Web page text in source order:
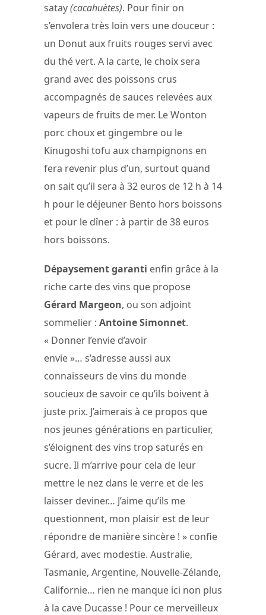
satay(cacahuètes). Pour finir on
s’envolera très loin vers une douceur :
un Donut aux fruits rouges servi avec
du thé vert. A la carte, le choix sera
grand avec des poissons crus
accompagnés de sauces relevées aux
vapeurs de fruits de mer. Le Wonton
porc choux et gingembre ou le
Kinugoshi tofu aux champignons en
fera revenir plus d’un, surtout quand
on sait qu’il sera à 32 euros de 12 h à 14
h pour le déjeuner Bento hors boissons
et pour le dîner : à partir de 38 euros
hors boissons.
Dépaysement garanti enfin grâce à la
riche carte des vins que propose
Gérard Margeon, ou son adjoint
sommelier : Antoine Simonnet.
« Donner l’envie d’avoir
envie »… s’adresse aussi aux
connaisseurs de vins du monde
soucieux de savoir ce qu’ils boivent à
juste prix. J’aimerais à ce propos que
nos jeunes générations en particulier,
s’éloignent des vins trop saturés en
sucre. Il m’arrive pour cela de leur
mettre le nez dans le verre et de les
laisser deviner… J’aime qu’ils me
questionnent, mon plaisir est de leur
répondre de manière sincère ! » confie
Gérard, avec modestie. Australie,
Tasmanie, Argentine, Nouvelle-Zélande,
Californie… rien ne manque ici non plus
à la cave Ducasse ! Pour ce merveilleux